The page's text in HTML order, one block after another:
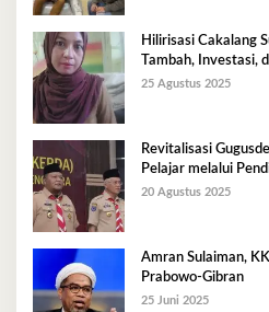
Hilirisasi Cakalang
Tambah, Investasi,
Berkelanjutan
25 Agustus 2025
Revitalisasi
Pelajar melalui
20 Agustus 2025
Amran Sulaiman,
Prabowo-Gibran
25 Juni 2025